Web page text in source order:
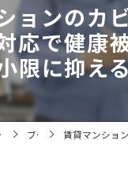
ョンのカ
応で健康
限に抑え
岡 ブログ 賃貸マンションのカビ問題を解決